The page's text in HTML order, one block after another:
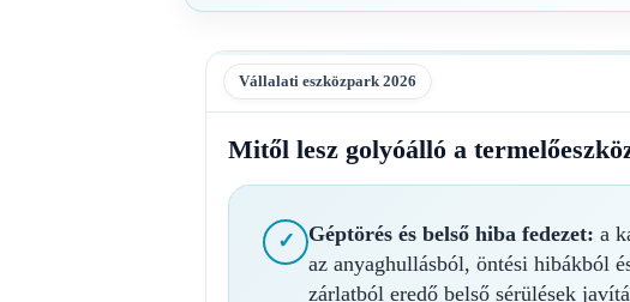
Vállalati eszközpark 2026
Mitől lesz golyóálló a
✓ Géptörés és belső hiba fedezet: a
az anyaghullásból, öntési hibákból
zárlatból eredő belső sérülések